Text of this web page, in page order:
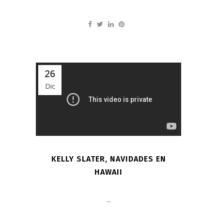
26
Dic
KELLY SLATER, NAVIDADES EN
HAWAII
...